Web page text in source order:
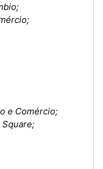
e Comércio;